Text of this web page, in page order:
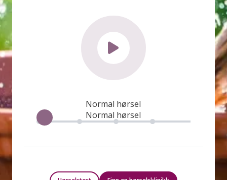
Normal hørsel
Normal hørsel